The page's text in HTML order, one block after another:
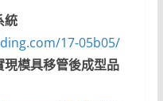
統
17-05b05/
模具移管後成型品